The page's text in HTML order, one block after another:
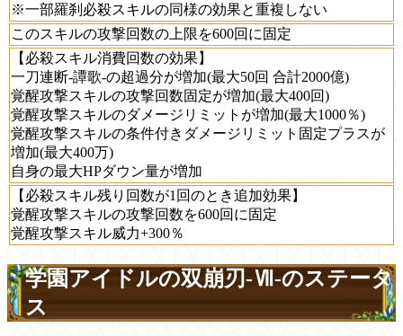
※一部羅刹必殺スキルの同様の効果と重複しない
このスキルの攻撃回数の上限を600回に固定
【必殺スキル消費回数の効果】
一刀連断-譚歌-の超過分が増加(最大50回 合計2000億)
覚醒攻撃スキルの攻撃回数固定が増加(最大400回)
覚醒攻撃スキルのダメージリミットが増加(最大1000％)
覚醒攻撃スキルの条件付きダメージリミット固定プラスが
増加(最大400万)
自身の最大HPダウン量が増加
【必殺スキル残り回数が1回のとき追加効果】
覚醒攻撃スキルの攻撃回数を600回に固定
覚醒攻撃スキル威力+300％
学園アイドルの双崩刃-Ⅶ-のステータ
ス